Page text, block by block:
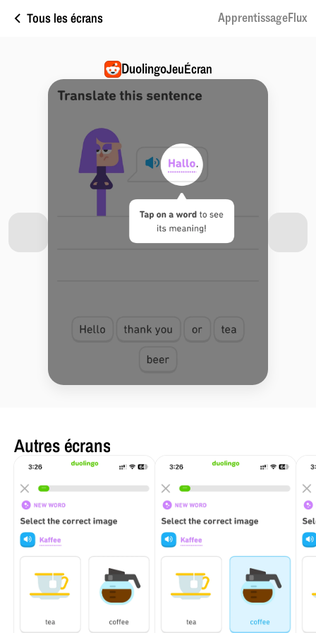
Tous les écrans ApprentissageFlux
DuolingoJeuÉcran
Autres écrans